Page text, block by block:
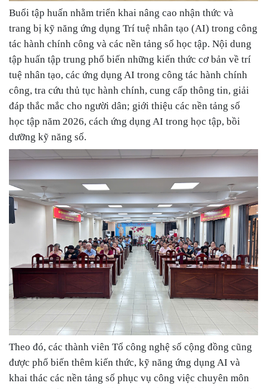
Buổi tập huấn nhằm triển khai nâng cao nhận thức và
trang bị kỹ năng ứng dụng Trí tuệ nhân tạo (AI) trong công
tác hành chính công và các nền tảng số học tập. Nội dung
tập huấn tập trung phổ biến những kiến thức cơ bản về trí
tuệ nhân tạo, các ứng dụng AI trong công tác hành chính
công, tra cứu thủ tục hành chính, cung cấp thông tin, giải
đáp thắc mắc cho người dân; giới thiệu các nền tảng số
học tập năm 2026, cách ứng dụng AI trong học tập, bồi
dưỡng kỹ năng số.
Theo đó, các thành viên Tổ công nghệ số cộng đồng cũng
được phổ biến thêm kiến thức, kỹ năng ứng dụng AI và
khai thác các nền tảng số phục vụ công việc chuyên môn